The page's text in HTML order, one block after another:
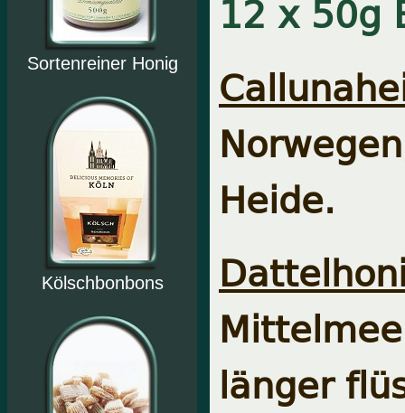
Sortenreiner Honig
Kölschbonbons
12 x 50g
Heide.
länger